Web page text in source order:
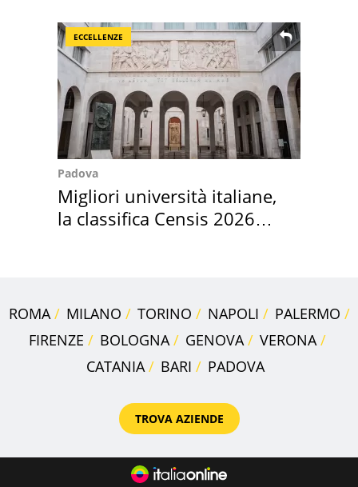
ECCELLENZE
Padova
Migliori università italiane,
la classifica Censis 2026
ROMA MILANO TORINO NAPOLI
PALERMO
FIRENZE
BOLOGNA GENOVA
VERONA
CATANIA
BARI PADOVA
TROVA AZIENDE